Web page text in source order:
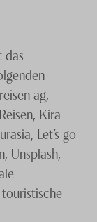
das
ag,
Kira
Let’s go
Unsplash,